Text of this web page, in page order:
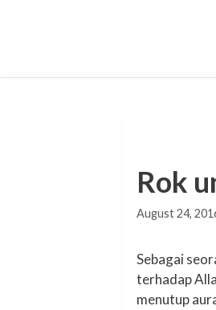
Rok
August 24,
Sebagai
terhadap
menutup